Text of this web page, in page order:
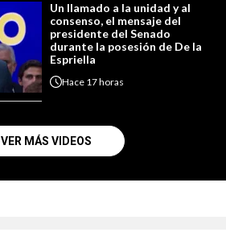
Un llamado a la unidad y al
consenso, el mensaje del
presidente del Senado
durante la posesión de De la
Espriella
Hace 17 horas
VER MÁS VIDEOS